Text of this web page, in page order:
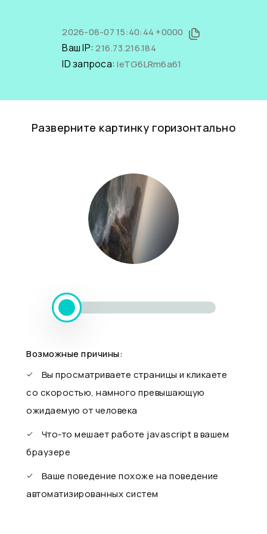
2026-08-07 15:40:44 +0000
Ваш IP:216.73.216.184
ID запроса:ieTG6LRm6a61
Разверните картинку горизонтально
Возможные причины:
Вы просматриваете страницы и кликаете
со скоростью, намного превышающую
ожидаемую от человека
Что-то мешает работе javascript в вашем
браузере
Ваше поведение похоже на поведение
автоматизированных систем